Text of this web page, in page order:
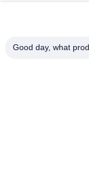
rms-007a-08w6-
Gree Rj45 met
Good day, what